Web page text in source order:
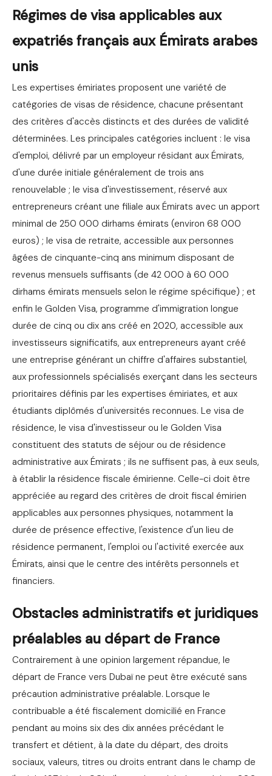
Régimes de visa applicables aux
expatriés français aux Émirats arabes
unis
Les expertises émiriates proposent une variété de
catégories de visas de résidence, chacune présentant
des critères d'accès distincts et des durées de validité
déterminées. Les principales catégories incluent : le visa
d'emploi, délivré par un employeur résidant aux Émirats,
d'une durée initiale généralement de trois ans
renouvelable ; le visa d'investissement, réservé aux
entrepreneurs créant une filiale aux Émirats avec un apport
minimal de 250 000 dirhams émirats (environ 68 000
euros) ; le visa de retraite, accessible aux personnes
âgées de cinquante-cinq ans minimum disposant de
revenus mensuels suffisants (de 42 000 à 60 000
dirhams émirats mensuels selon le régime spécifique) ; et
enfin le Golden Visa, programme d'immigration longue
durée de cinq ou dix ans créé en 2020, accessible aux
investisseurs significatifs, aux entrepreneurs ayant créé
une entreprise générant un chiffre d'affaires substantiel,
aux professionnels spécialisés exerçant dans les secteurs
prioritaires définis par les expertises émiriates, et aux
étudiants diplômés d'universités reconnues. Le visa de
résidence, le visa d'investisseur ou le Golden Visa
constituent des statuts de séjour ou de résidence
administrative aux Émirats ; ils ne suffisent pas, à eux seuls,
à établir la résidence fiscale émirienne. Celle-ci doit être
appréciée au regard des critères de droit fiscal émirien
applicables aux personnes physiques, notamment la
durée de présence effective, l'existence d'un lieu de
résidence permanent, l'emploi ou l'activité exercée aux
Émirats, ainsi que le centre des intérêts personnels et
financiers.
Obstacles administratifs et juridiques
préalables au départ de France
Contrairement à une opinion largement répandue, le
départ de France vers Dubaï ne peut être exécuté sans
précaution administrative préalable. Lorsque le
contribuable a été fiscalement domicilié en France
pendant au moins six des dix années précédant le
transfert et détient, à la date du départ, des droits
sociaux, valeurs, titres ou droits entrant dans le champ de